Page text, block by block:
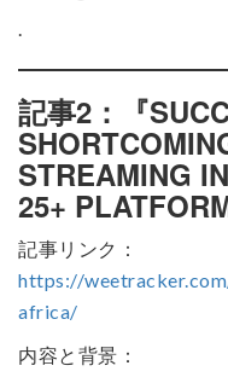
.
記事2：『
STREAMING
25+
記事リンク：
https://
africa/
内容と背景：